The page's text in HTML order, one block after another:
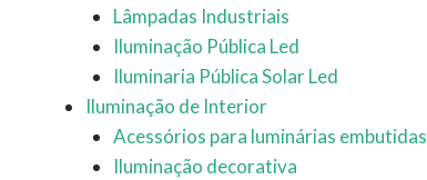
Lâmpadas Industriais
Iluminação Pública Led
Iluminaria Pública Solar Led
Iluminação de Interior
Acessórios para luminárias embutidas
Iluminação decorativa